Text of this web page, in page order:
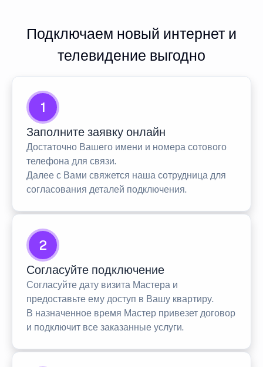
Подключаем новый интернет и
телевидение выгодно
1
Заполните заявку онлайн
Достаточно Вашего имени и номера сотового
телефона для связи.
Далее с Вами свяжется наша сотрудница для
согласования деталей подключения.
2
Согласуйте подключение
Согласуйте дату визита Мастера и
предоставьте ему доступ в Вашу квартиру.
В назначенное время Мастер привезет договор
и подключит все заказанные услуги.